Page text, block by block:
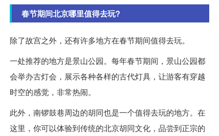
春节期间北京哪里值得去玩?
除了故宫之外，还有许多地方在春节期间值得去玩。
一处推荐的地方是景山公园。每年春节期间，景山公园都
会举办古灯会，展示各种各样的古代灯具，让游客有穿越
时空的感觉，非常热闹。
此外，南锣鼓巷周边的胡同也是一个值得去玩的地方。在
这里，你可以体验到传统的北京胡同文化，品尝到正宗的